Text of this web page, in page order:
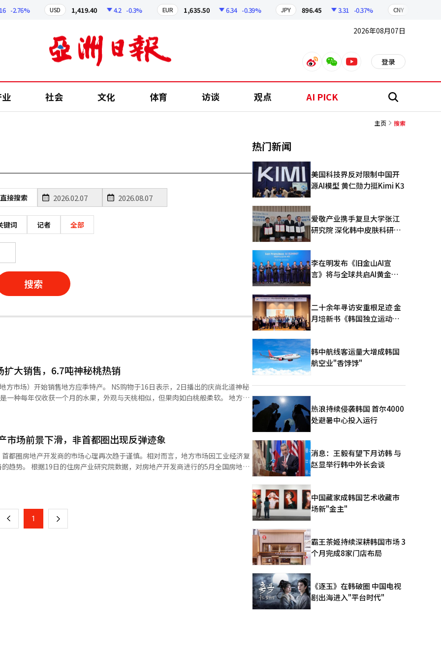
-2.76% USD 1,419.40 4.2 -0.3% EUR 1,635.50 6.34 -0.39% JPY 896.45 3.31 -0.37% CNY
2026年08月07日
weiboweixinyoutube 登录
社会 文化 体育 访谈 观点 AI PICK 搜
主页 搜索
直接搜索
键词 记者 全部
搜索
扩大销售，6.7吨神秘桃热销
季特产。 NS购物于16日表示，2日播出的庆尚北道神秘
北益山市的'哈林第一厨房'举
NS购物自2008年起举办的食品文化节，自2022年起在全北益山市举行。代表性
家庭组（便当）进行。 普通组的报名时间为7月27日至8月23
组的报名时间为8月27日至9月15日，晋级团队将于9月21日公布。各组的决赛将
市场前景下滑，非首都圈出现反弹迹象
都圈房地产开发商的市场心理再次趋于谨慎。相对而言，地方市场因工业经济复
趋势。 根据19日的住房产业研究院数据，对房地产开发商进行的5月全国房地产
点，仁川则为67.8，下降了2.2点。 业内人士分析，近期住房抵押贷款利率上升
心理。多套房屋的资本利得税加征的暂缓结束后，关于非居住一套房屋的征税加
绪。 此外，中东战争的长期化导致国际油价和原材料价格的不稳定也被视为负担
上 1 下
热门新闻
美国科技界反对限制中国开
源AI模型 黄仁勋力挺Kimi K3
爱敬产业携手复旦大学张江
研究院 深化韩中皮肤科研合
李在明发布《旧金山AI宣
言》将与全球共启AI黄金时
二十余年寻访安重根足迹 金
月培新书《韩国独立运动圣
韩中航线客运量大增成韩国
航空业"香饽饽"
热浪持续侵袭韩国 首尔4000
处避暑中心投入运行
消息：王毅有望下月访韩 与
赵显举行韩中外长会谈
中国藏家成韩国艺术收藏市
场新"金主"
霸王茶姬持续深耕韩国市场 3
个月完成8家门店布局
《逐玉》在韩破圈 中国电视
剧出海进入"平台时代"